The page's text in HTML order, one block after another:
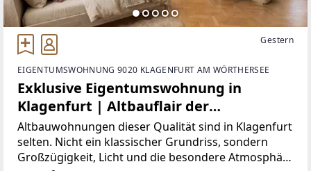
Gestern
EIGENTUMSWOHNUNG 9020 KLAGENFURT AM WÖRTHERSEE
Exklusive Eigentumswohnung in
Klagenfurt | Altbauflair der
Jahrhundertwende mit Terrassen und
Carport
Altbauwohnungen dieser Qualität sind in Klagenfurt
selten. Nicht ein klassischer Grundriss, sondern
Großzügigkeit, Licht und die besondere Atmosphäre